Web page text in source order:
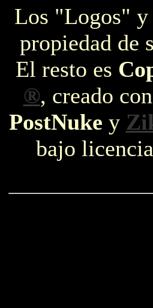
Los "Logos"
propiedad de
El resto es
®, creado con
PostNuke y
bajo licencia